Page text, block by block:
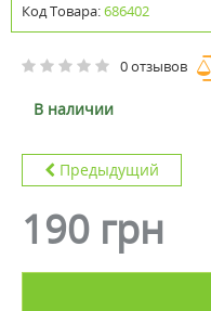
Код Товара:686402
0 отзывов
В наличии
Предыдущий
190 грн